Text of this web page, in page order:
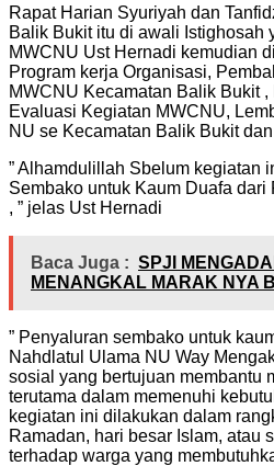
Rapat Harian Syuriyah dan
Balik Bukit itu di awali Istighosah
MWCNU Ust Hernadi kemudian
Program kerja Organisasi,
MWCNU Kecamatan Balik Bukit
Evaluasi Kegiatan MWCNU,
NU se Kecamatan Balik Bukit
” Alhamdulillah Sbelum kegiatan
Sembako untuk Kaum Duafa dari
, ” jelas Ust Hernadi
Baca Juga : SPJI
MENANGKAL MARAK NYA
” Penyaluran sembako untuk
Nahdlatul Ulama NU Way
sosial yang bertujuan membantu
terutama dalam memenuhi
kegiatan ini dilakukan dalam
Ramadan, hari besar Islam, atau
terhadap warga yang